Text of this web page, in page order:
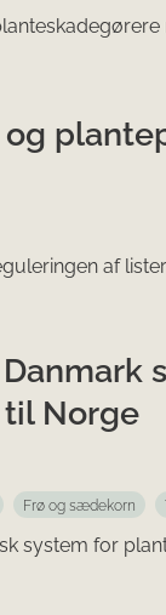
af
Norge
Frø og sædekorn
system for